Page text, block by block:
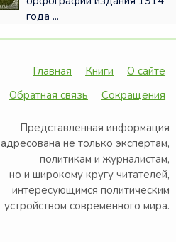
года ...
Главная Книги
О сайте
Обратная связь
Сокращения
Представленная информация
адресована не только экспертам,
политикам и журналистам,
но и широкому кругу читателей,
интересующимся политическим
устройством современного мира.